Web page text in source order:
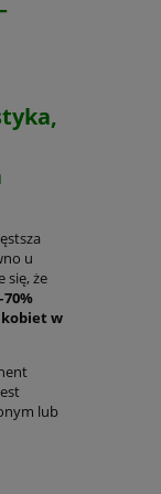
Dervit Pro
u
się, że
kobiet w
lub